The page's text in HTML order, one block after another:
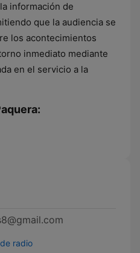
información de
que la audiencia se
los acontecimientos
inmediato mediante
en el servicio a la
radio